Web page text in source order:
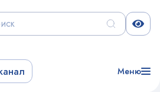
Меню